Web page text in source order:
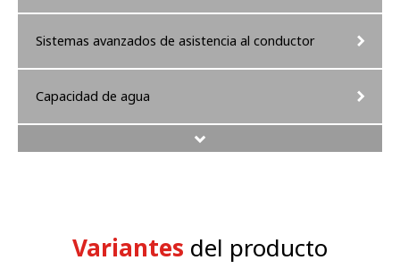
Sistemas avanzados de asistencia al conductor
Capacidad de agua
Tolva
Variantes del producto